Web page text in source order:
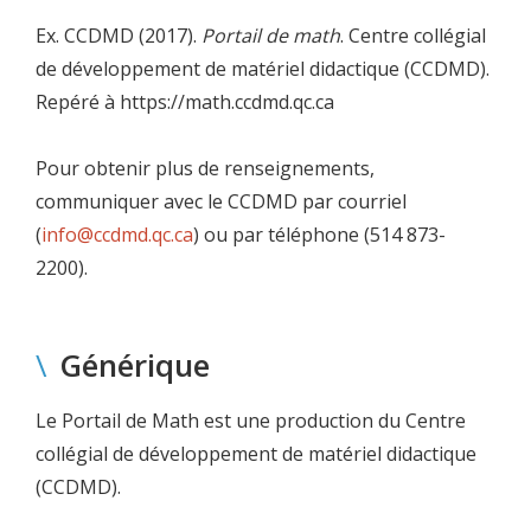
Ex. CCDMD (2017). Portail de math. Centre collégial
de développement de matériel didactique (CCDMD).
Repéré à https://math.ccdmd.qc.ca
Pour obtenir plus de renseignements,
communiquer avec le CCDMD par courriel
(info@ccdmd.qc.ca) ou par téléphone (514 873-
2200).
\ Générique
Le Portail de Math est une production du Centre
collégial de développement de matériel didactique
(CCDMD).